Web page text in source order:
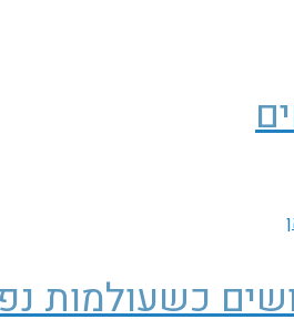
כשעולמות